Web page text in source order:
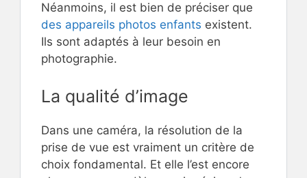
Néanmoins, il est bien de préciser que
des appareils photos enfants existent.
Ils sont adaptés à leur besoin en
photographie.
La qualité d’image
Dans une caméra, la résolution de la
prise de vue est vraiment un critère de
choix fondamental. Et elle l’est encore